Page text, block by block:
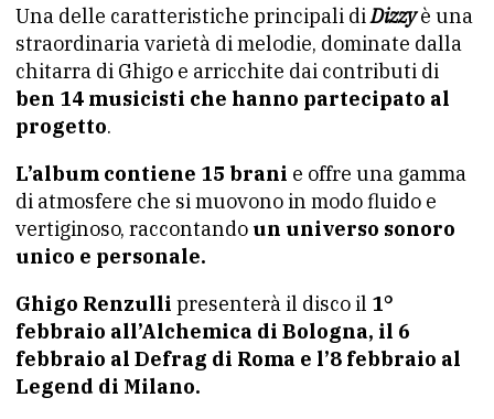
Una delle caratteristiche principali diDizzy è una
straordinaria varietà di melodie, dominate dalla
chitarra di Ghigo e arricchite dai contributi di
ben 14 musicisti che hanno partecipato al
progetto.
L’album contiene 15 brani e offre una gamma
di atmosfere che si muovono in modo fluido e
vertiginoso, raccontando un universo sonoro
unico e personale.
Ghigo Renzulli presenterà il disco il 1°
febbraio all’Alchemica di Bologna, il 6
febbraio al Defrag di Roma e l’8 febbraio al
Legend di Milano.